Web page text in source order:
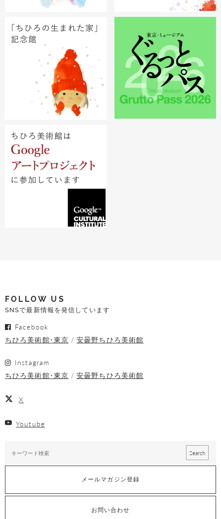
FOLLOW US
SNSで最新情報を発信しています
Facebook
ちひろ美術館･東京
安曇野ちひろ美術館
Instagram
ちひろ美術館･東京
安曇野ちひろ美術館
X
Youtube
メールマガジン登録
お問い合わせ